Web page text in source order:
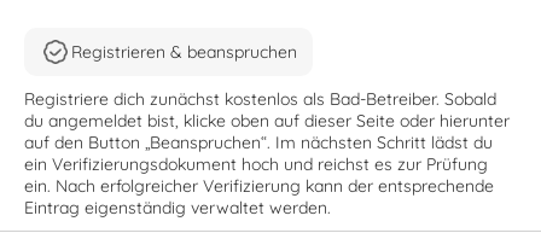
Registrieren & beanspruchen
Registriere dich zunächst kostenlos als Bad-Betreiber. Sobald
du angemeldet bist, klicke oben auf dieser Seite oder hierunter
auf den Button „Beanspruchen“. Im nächsten Schritt lädst du
ein Verifizierungsdokument hoch und reichst es zur Prüfung
ein. Nach erfolgreicher Verifizierung kann der entsprechende
Eintrag eigenständig verwaltet werden.